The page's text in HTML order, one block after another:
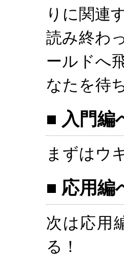
りに関連
読み終わ
ールドへ
なたを待
■ 入門編
まずはウ
■ 応用編
次は応用
る！